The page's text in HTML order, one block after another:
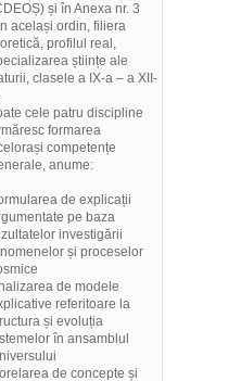
și în Anexa nr. 3
același ordin, filiera
profilul real,
științe ale
clasele a IX-a – a XII-
cele patru discipline
formarea
competențe
anume:
de explicații
pe baza
investigării
și proceselor
de modele
referitoare la
și evoluția
în ansamblul
de concepte și